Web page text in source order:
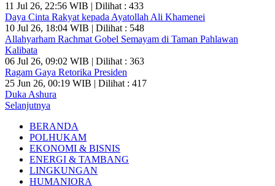
11 Jul 26, 22:56 WIB | Dilihat : 433
Daya Cinta Rakyat kepada Ayatollah Ali Khamenei
10 Jul 26, 18:04 WIB | Dilihat : 548
Allahyarham Rachmat Gobel Semayam di Taman Pahlawan
Kalibata
06 Jul 26, 09:02 WIB | Dilihat : 363
Ragam Gaya Retorika Presiden
25 Jun 26, 00:19 WIB | Dilihat : 417
Duka Ashura
Selanjutnya
BERANDA
POLHUKAM
EKONOMI & BISNIS
ENERGI & TAMBANG
LINGKUNGAN
HUMANIORA